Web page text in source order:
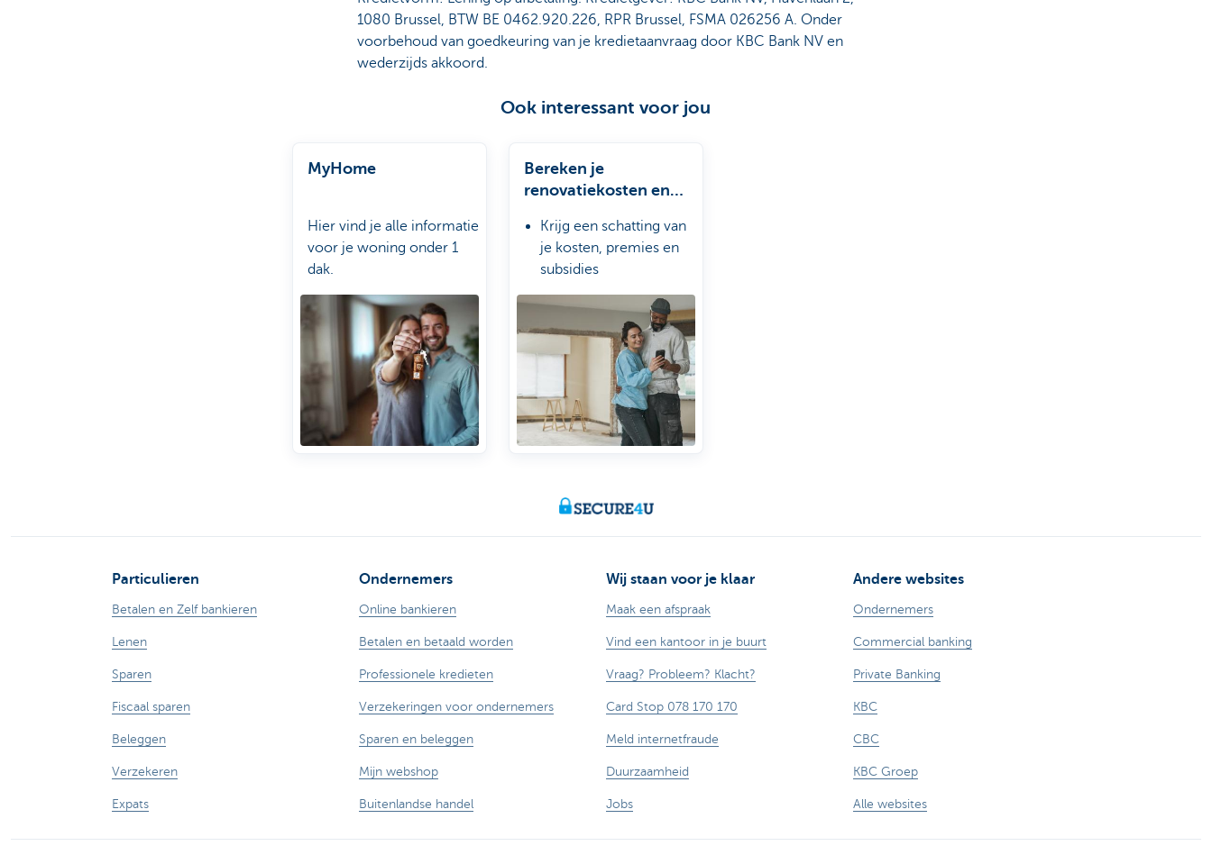
1080 Brussel, BTW BE 0462.920.226, RPR Brussel, FSMA 026256 A. Onder
voorbehoud van goedkeuring van je kredietaanvraag door KBC Bank NV en
wederzijds akkoord.
Ook interessant voor jou
MyHome
Hier vind je alle informatie
voor je woning onder 1
dak.
Bereken je
renovatiekosten en
Krijg een schatting van
je kosten, premies en
subsidies
vrijblijvend
Gebruik de schatting
voor de aanvraag van je
woonlening*
Particulieren
Betalen en Zelf bankieren
Lenen
Sparen
Fiscaal sparen
Beleggen
Verzekeren
Expats
Ondernemers
Online bankieren
Betalen en betaald worden
Professionele kredieten
Verzekeringen voor ondernemers
Sparen en beleggen
Mijn webshop
Buitenlandse handel
Wij staan voor je klaar
Maak een afspraak
Vind een kantoor in je buurt
Vraag? Probleem? Klacht?
Card Stop 078 170 170
Meld internetfraude
Duurzaamheid
Jobs
Andere websites
Ondernemers
Commercial banking
Private Banking
KBC
CBC
KBC Groep
Alle websites